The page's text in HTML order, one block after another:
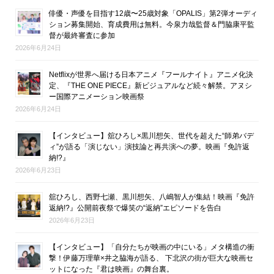
俳優・声優を目指す12歳〜25歳対象「OPALIS」第2弾オーディ
ション募集開始、育成費用は無料。今泉力哉監督＆門脇康平監
督が最終審査に参加
2026年6月24日
Netflixが世界へ届ける日本アニメ『フールナイト』アニメ化決
定、『THE ONE PIECE』新ビジュアルなど続々解禁。アヌシ
ー国際アニメーション映画祭
2026年6月24日
【インタビュー】舘ひろし×黒川想矢、世代を超えた“師弟バデ
ィ”が語る「演じない」演技論と再共演への夢。映画『免許返
納!?』
2026年6月23日
舘ひろし、西野七瀬、黒川想矢、八嶋智人が集結！映画『免許
返納!?』公開前夜祭で爆笑の“返納”エピソードを告白
2026年6月23日
【インタビュー】「自分たちが映画の中にいる」メタ構造の衝
撃！伊藤万理華×井之脇海が語る、 下北沢の街が巨大な映画セ
ットになった『君は映画』の舞台裏。